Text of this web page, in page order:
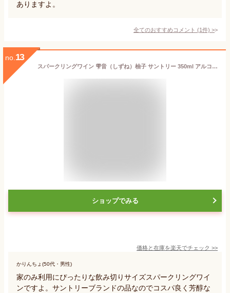
ありますよ。
全てのおすすめコメント (1件) >
no. 13
スパークリングワイン 雫音（しずね）柚子 サントリー 350ml アルコール7％ 白泡 やや辛口 ゆず 長S wine_DF3YMお中元 敬老 御中元 御中元ギフト 中元 中元ギフト
ショップでみる
価格と在庫を楽天でチェック >>
かりんちょ(50代・男性)
家のみ利用にぴったりな飲み切りサイズスパークリングワイ
ンですよ。サントリーブランドの品なのでコスパ良く芳醇な